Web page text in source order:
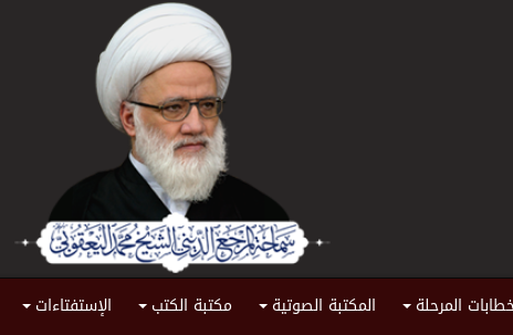
المرحلة المكتبة الصوتية مكتبة الكتب الإستفتاءات